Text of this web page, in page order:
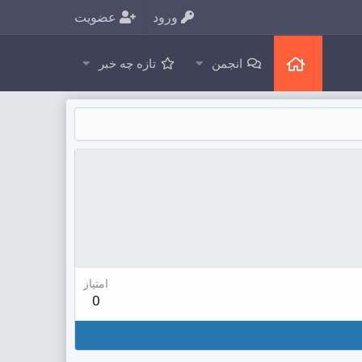
ورود عضویت
انجمن تازه چه خبر
امتیاز
0